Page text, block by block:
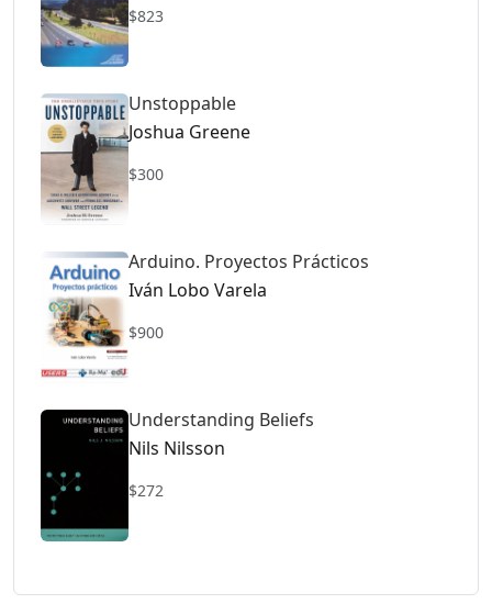
$823
Unstoppable
Joshua Greene
$300
Arduino. Proyectos Prácticos
Iván Lobo Varela
$900
Understanding Beliefs
Nils Nilsson
$272